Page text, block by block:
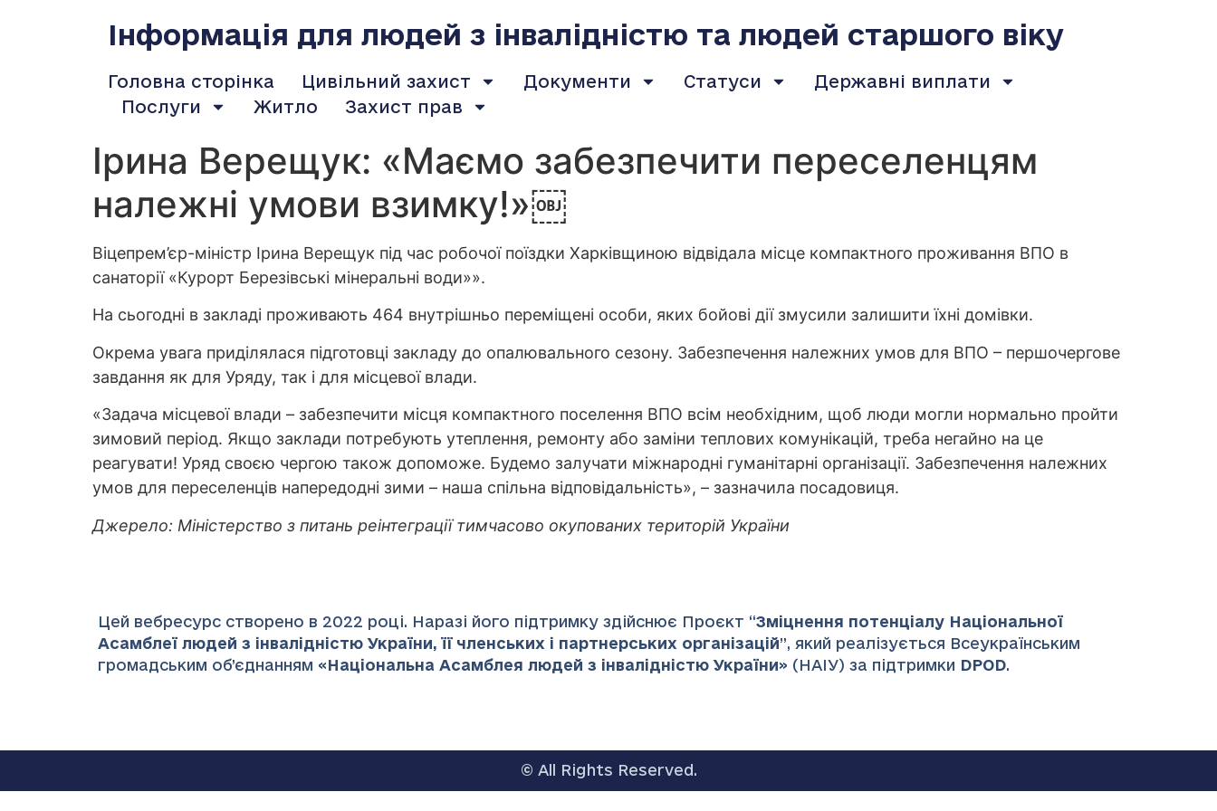
Інформація для людей з інвалідністю та людей старшого віку
Головна сторінка Цивільний захист Документи Статуси
Державні виплати
Послуги
Житло Захист прав
Ірина Верещук: «Маємо забезпечити переселенцям
належні умови взимку!»￼
Віцепрем’єр-міністр Ірина Верещук під час робочої поїздки Харківщиною відвідала місце компактного проживання ВПО в
санаторії «Курорт Березівські мінеральні води»».
На сьогодні в закладі проживають 464 внутрішньо переміщені особи, яких бойові дії змусили залишити їхні домівки.
Окрема увага приділялася підготовці закладу до опалювального сезону. Забезпечення належних умов для ВПО – першочергове
завдання як для Уряду, так і для місцевої влади.
«Задача місцевої влади – забезпечити місця компактного поселення ВПО всім необхідним, щоб люди могли нормально пройти
зимовий період. Якщо заклади потребують утеплення, ремонту або заміни теплових комунікацій, треба негайно на це
реагувати! Уряд своєю чергою також допоможе. Будемо залучати міжнародні гуманітарні організації. Забезпечення належних
умов для переселенців напередодні зими – наша спільна відповідальність», – зазначила посадовиця.
Джерело: Міністерство з питань реінтеграції тимчасово окупованих територій України
Цей вебресурс створено в 2022 році. Наразі його підтримку здійснює Проєкт “Зміцнення потенціалу Національної
Асамблеї людей з інвалідністю України, її членських і партнерських організацій”, який реалізується Всеукраїнським
громадським об’єднанням «Національна Асамблея людей з інвалідністю України» (НАІУ) за підтримки DPOD.
© All Rights Reserved.